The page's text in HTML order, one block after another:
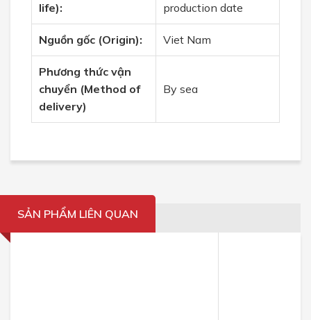
life):
production date
Nguồn gốc (Origin): Viet Nam
Phương thức vận
chuyển (Method of
delivery)
By sea
SẢN PHẨM LIÊN QUAN